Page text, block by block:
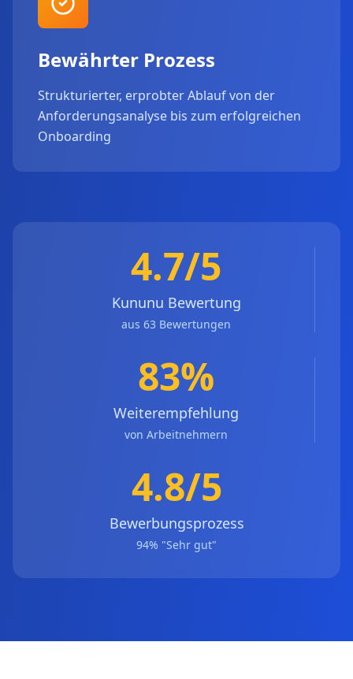
Bewährter Prozess
Strukturierter, erprobter Ablauf von der
Anforderungsanalyse bis zum erfolgreichen
Onboarding
4.7/5
Kununu Bewertung
aus 63 Bewertungen
83%
Weiterempfehlung
von Arbeitnehmern
4.8/5
Bewerbungsprozess
94% "Sehr gut"